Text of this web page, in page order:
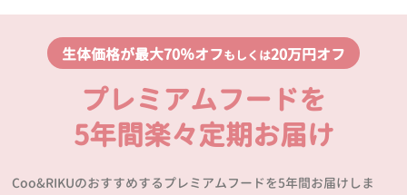
生体価格が最大70％オフもしくは20万円オフ
プレミアムフードを
5年間楽々定期お届け
Coo&RIKUのおすすめするプレミアムフードを5年間お届けしま